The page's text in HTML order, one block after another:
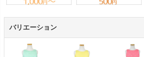
バリエーション